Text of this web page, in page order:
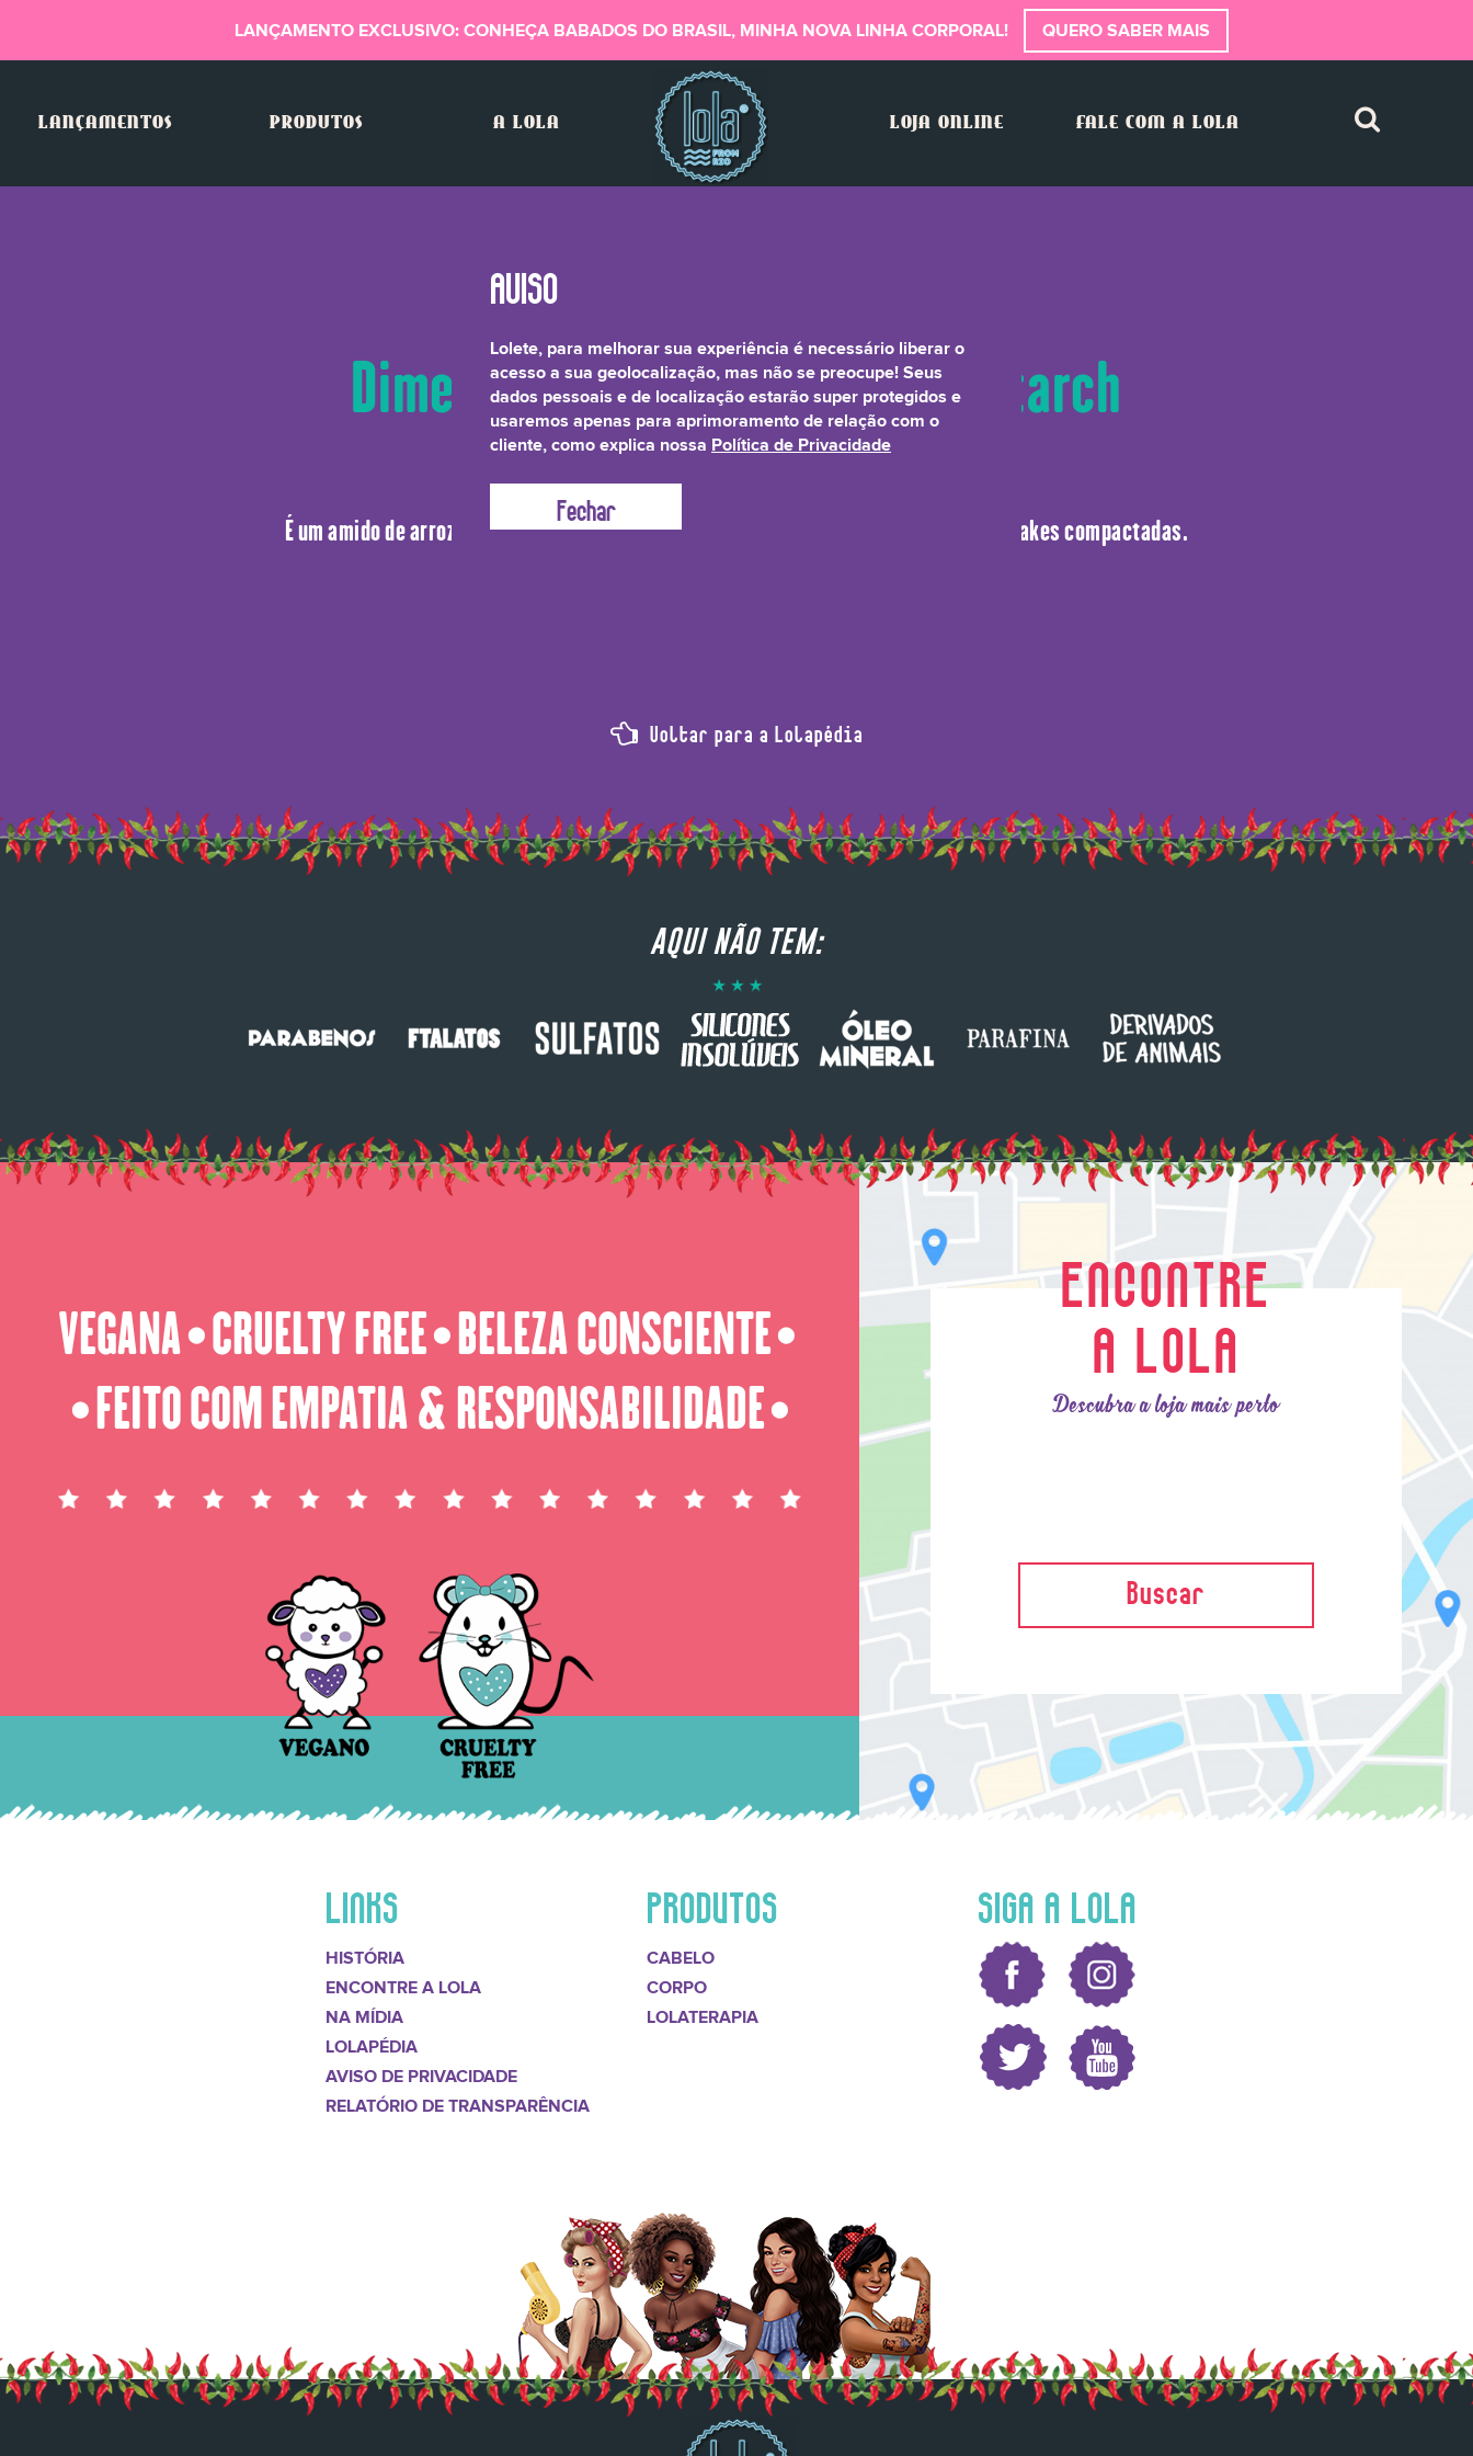
LANÇAMENTO EXCLUSIVO: CONHEÇA BABADOS DO BRASIL, MINHA NOVA LINHA CORPORAL! QUERO SABER MAIS
LANÇAMENTOS PRODUTOS A LOLA LOJA ONLINE FALE COM A LOLA
Dimethylimidazolidinone Rice Starch
É um amido de arroz não inchado e reticulado. É um ingrediente em pó perfeito para makes compactadas.
Voltar para a Lolapédia
AQUI NÃO TEM:
VEGANA ⬤ CRUELTY FREE ⬤ BELEZA CONSCIENTE ⬤
⬤ FEITO COM EMPATIA & RESPONSABILIDADE ⬤
ENCONTRE
A LOLA
Descubra a loja mais perto
Buscar
LINKS
HISTÓRIA
ENCONTRE A LOLA
NA MÍDIA
LOLAPÉDIA
AVISO DE PRIVACIDADE
RELATÓRIO DE TRANSPARÊNCIA
PRODUTOS
CABELO
CORPO
LOLATERAPIA
SIGA A LOLA
Lolete, para melhorar sua experiência é necessário liberar o
acesso a sua geolocalização, mas não se preocupe! Seus
dados pessoais e de localização estarão super protegidos e
usaremos apenas para aprimoramento de relação com o
cliente, como explica nossa Política de Privacidade